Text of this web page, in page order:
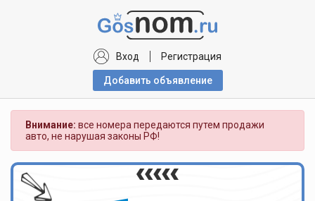
Вход Регистрация
Добавить объявлениe
Внимание: все номера передаются путем продажи
авто, не нарушая законы РФ!